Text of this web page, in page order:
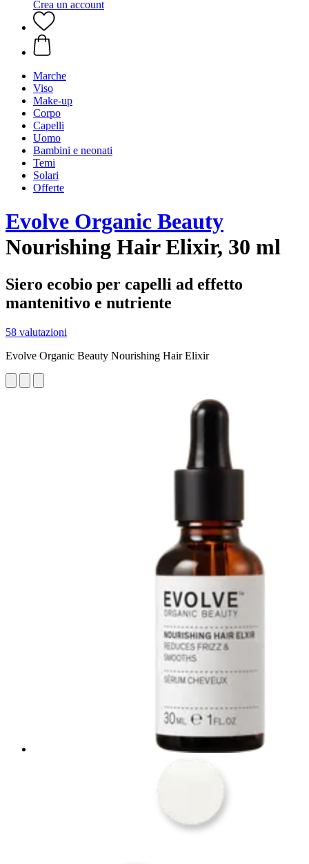
Crea un account
Marche
Viso
Make-up
Corpo
Capelli
Uomo
Bambini e neonati
Temi
Solari
Offerte
Evolve Organic Beauty
Nourishing Hair Elixir, 30 ml
Siero ecobio per capelli ad effetto
mantenitivo e nutriente
58 valutazioni
Evolve Organic Beauty Nourishing Hair Elixir